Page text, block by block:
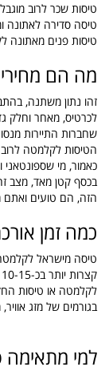
טיסות שכר לרוב
טיסה סדירה לאתונה
טיסות פנים מאתונה
מה הם
לכרטיס, מאחר וחלק
שחברות התיירות
הטיסות לקלמטה לרוב
כאמור, מי
בכסף קטן מאד, מצב
הזה, הם טועים ואתם
כמה זמן
טיסה מישראל לקלמטה
בגורמים של מזג
למי